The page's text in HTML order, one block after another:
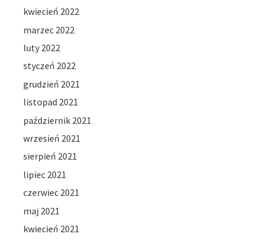
kwiecień 2022
marzec 2022
luty 2022
styczeń 2022
grudzień 2021
listopad 2021
październik 2021
wrzesień 2021
sierpień 2021
lipiec 2021
czerwiec 2021
maj 2021
kwiecień 2021